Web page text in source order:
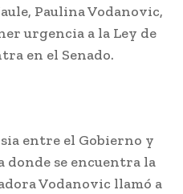
Paulina Vodanovic,
urgencia a la Ley de
en el Senado.
entre el Gobierno y
donde se encuentra la
Vodanovic llamó a